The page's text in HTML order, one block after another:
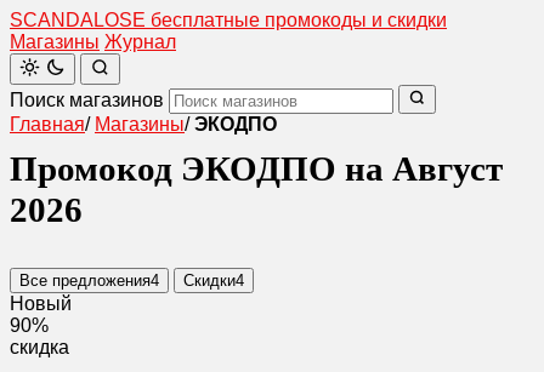
SCANDALOSE бесплатные промокоды и скидки
Магазины Журнал
Поиск магазинов
Главная/ Магазины/ ЭКОДПО
Промокод ЭКОДПО на Август
2026
Все предложения4 Скидки4
Новый
90%
скидка